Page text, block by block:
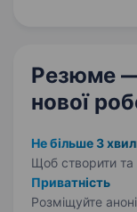
Резюме
нової
Не більше 3
Щоб створити та
Приватність
Розміщуйте